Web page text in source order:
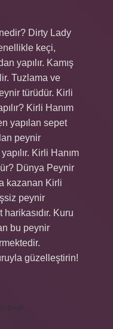
Dirty Lady
keçi,
yapılır. Kamış
Tuzlama ve
türüdür. Kirli
Kirli Hanım
yapılan sepet
peynir
Kirli Hanım
Dünya Peynir
kazanan Kirli
peynir
Kuru
bu peynir
güzelleştirin!
Bırak